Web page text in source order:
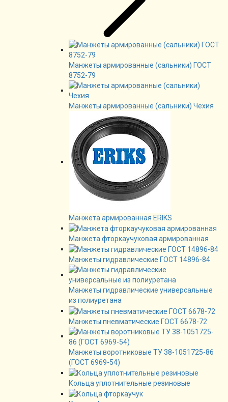
Манжеты армированные (сальники) ГОСТ
8752-79
Манжеты армированные (сальники) Чехия
Манжета армированная ERIKS
Манжета фторкаучуковая армированная
Манжеты гидравлические ГОСТ 14896-84
Манжеты гидравлические универсальные
из полиуретана
Манжеты пневматические ГОСТ 6678-72
Манжеты воротниковые ТУ 38-1051725-86
(ГОСТ 6969-54)
Кольца уплотнительные резиновые